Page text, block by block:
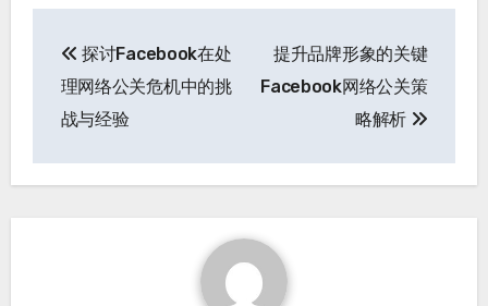
章
导
航
探讨Facebook在处
理网络公关危机中的挑
战与经验
提升品牌形象的关键
Facebook网络公关策
略解析